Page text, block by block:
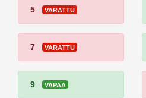
5 VARATTU
7 VARATTU
9 VAPAA